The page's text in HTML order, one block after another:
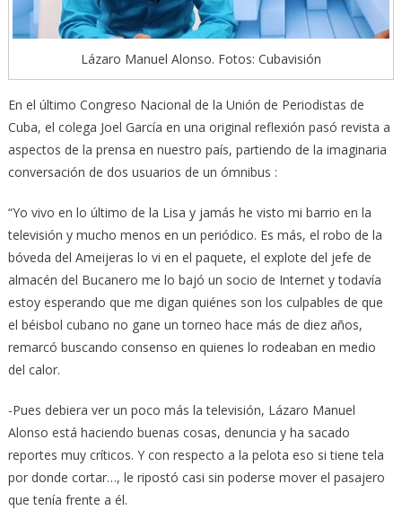
Lázaro Manuel Alonso. Fotos: Cubavisión
En el último Congreso Nacional de la Unión de Periodistas de
Cuba, el colega Joel García en una original reflexión pasó revista a
aspectos de la prensa en nuestro país, partiendo de la imaginaria
conversación de dos usuarios de un ómnibus :
“Yo vivo en lo último de la Lisa y jamás he visto mi barrio en la
televisión y mucho menos en un periódico. Es más, el robo de la
bóveda del Ameijeras lo vi en el paquete, el explote del jefe de
almacén del Bucanero me lo bajó un socio de Internet y todavía
estoy esperando que me digan quiénes son los culpables de que
el béisbol cubano no gane un torneo hace más de diez años,
remarcó buscando consenso en quienes lo rodeaban en medio
del calor.
-Pues debiera ver un poco más la televisión, Lázaro Manuel
Alonso está haciendo buenas cosas, denuncia y ha sacado
reportes muy críticos. Y con respecto a la pelota eso si tiene tela
por donde cortar…, le ripostó casi sin poderse mover el pasajero
que tenía frente a él.